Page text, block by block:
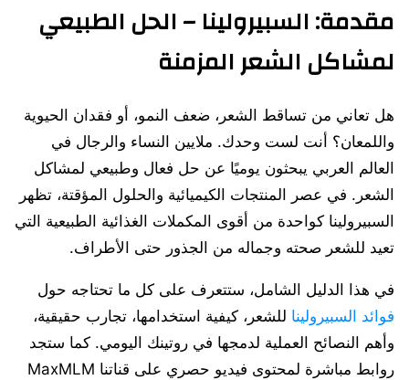
مقدمة: السبيرولينا – الحل الطبيعي
لمشاكل الشعر المزمنة
هل تعاني من تساقط الشعر، ضعف النمو، أو فقدان الحيوية
واللمعان؟ أنت لست وحدك. ملايين النساء والرجال في
العالم العربي يبحثون يوميًا عن حل فعال وطبيعي لمشاكل
الشعر. في عصر المنتجات الكيميائية والحلول المؤقتة، تظهر
السبيرولينا كواحدة من أقوى المكملات الغذائية الطبيعية التي
تعيد للشعر صحته وجماله من الجذور حتى الأطراف.
في هذا الدليل الشامل، ستتعرف على كل ما تحتاجه حول
فوائد السبيرولينا للشعر، كيفية استخدامها، تجارب حقيقية،
وأهم النصائح العملية لدمجها في روتينك اليومي. كما ستجد
روابط مباشرة لمحتوى فيديو حصري على قناتنا MaxMLM